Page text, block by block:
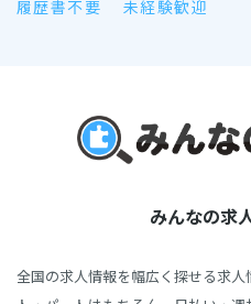
履歴書不要
未経験歓迎
みんなの求
全国の求人情報を幅広く探せる求